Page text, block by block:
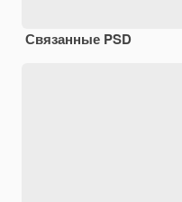
Связанные PSD